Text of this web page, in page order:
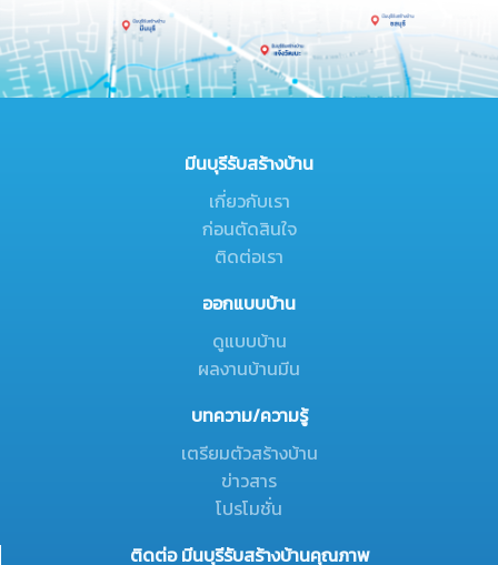
มีนบุรีรับสร้างบ้าน
เกี่ยวกับเรา
ก่อนตัดสินใจ
ติดต่อเรา
ออกแบบบ้าน
ดูแบบบ้าน
ผลงานบ้านมีน
บทความ/ความรู้
เตรียมตัวสร้างบ้าน
ข่าวสาร
โปรโมชั่น
ติดต่อ มีนบุรีรับสร้างบ้านคุณภาพ